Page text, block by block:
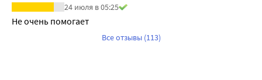
лекарственным препаратом Назонекс алерджи. Переход
от системных к местным глюкокортикостероидам может
также выявить уже существовавшие, но
24 июля в 05:25
Не очень помогает
Все отзывы (113)